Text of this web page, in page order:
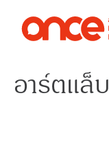
อาร์ตแล็บ